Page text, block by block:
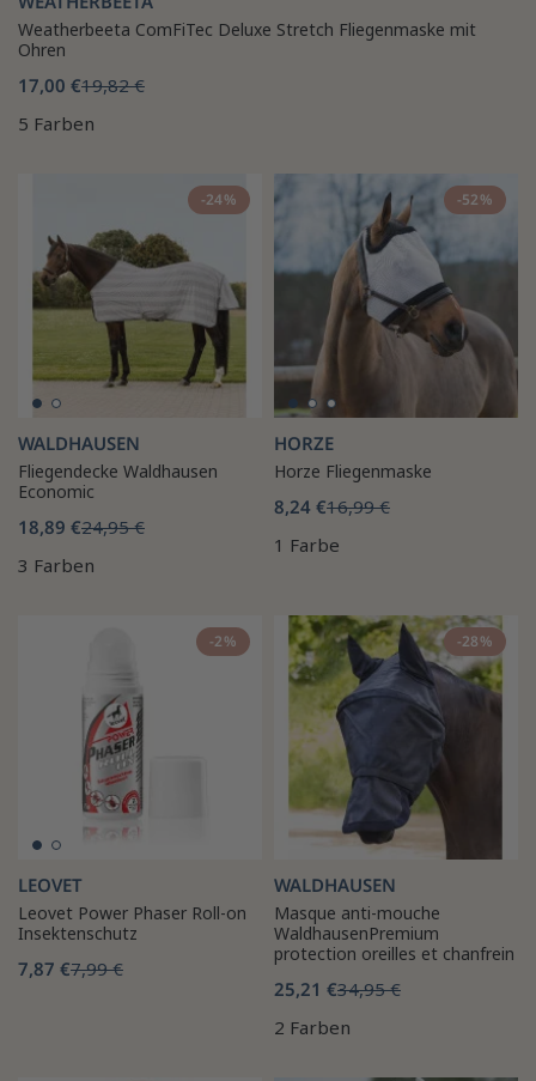
Weatherbeeta ComFiTec Deluxe Stretch Fliegenmaske mit
Ohren
17,00 €19,82 €
5 Farben
-24%
WALDHAUSEN
Fliegendecke Waldhausen
Economic
18,89 €24,95 €
3 Farben
-52%
HORZE
Horze Fliegenmaske
8,24 €16,99 €
1 Farbe
-2%
LEOVET
Leovet Power Phaser Roll-on
Insektenschutz
7,87 €7,99 €
-28%
WALDHAUSEN
Masque anti-mouche
WaldhausenPremium
protection oreilles et chanfrein
25,21 €34,95 €
2 Farben